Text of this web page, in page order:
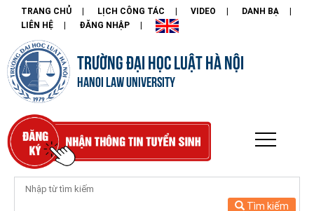
TRANG CHỦ LỊCH CÔNG TÁC VIDEO
DANH BẠ
LIÊN HỆ
ĐĂNG NHẬP
TRƯỜNG ĐẠI HỌC LUẬT HÀ NỘI
HANOI LAW UNIVERSITY
Tìm kiếm